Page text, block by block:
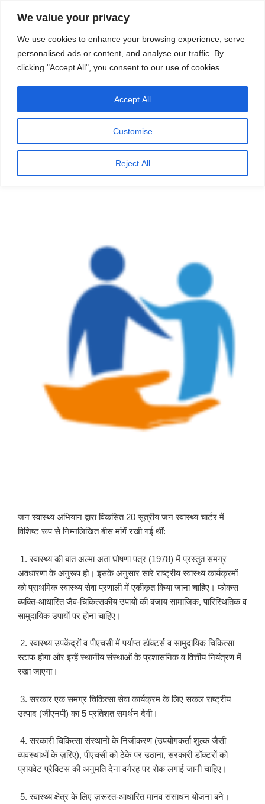
We value your privacy
We use cookies to enhance your browsing experience, serve
personalised ads or content, and analyse our traffic. By
clicking "Accept All", you consent to our use of cookies.
Customise
Reject All
Accept All
स्रोत
मेनू
जनवरी 29, 2025पर
प्रकाशित
गया
20 सूत्रीय जन स्वास्थ्य चार्टर (20 Point Public
Health Charter)
जन स्वास्थ्य अभियान द्वारा विकसित 20 सूत्रीय जन स्वास्थ्य चार्टर में
विशिष्ट रूप से निम्नलिखित बीस मांगें रखी गई थीं:
1. स्वास्थ्य की बात अल्मा अता घोषणा पत्र (1978) में प्रस्तुत समग्र
अवधारणा के अनुरूप हो। इसके अनुसार सारे राष्ट्रीय स्वास्थ्य कार्यक्रमों
को प्राथमिक स्वास्थ्य सेवा प्रणाली में एकीकृत किया जाना चाहिए। फोकस
व्यक्ति-आधारित जैव-चिकित्सकीय उपायों की बजाय सामाजिक, पारिस्थितिक व
सामुदायिक उपायों पर होना चाहिए।
2. स्वास्थ्य उपकेंद्रों व पीएचसी में पर्याप्त डॉक्टर्स व सामुदायिक चिकित्सा
स्टाफ होगा और इन्हें स्थानीय संस्थाओं के प्रशासनिक व वित्तीय नियंत्रण में
रखा जाएगा।
3. सरकार एक समग्र चिकित्सा सेवा कार्यक्रम के लिए सकल राष्ट्रीय
उत्पाद (जीएनपी) का 5 प्रतिशत समर्थन देगी।
4. सरकारी चिकित्सा संस्थानों के निजीकरण (उपयोगकर्ता शुल्क जैसी
व्यवस्थाओं के ज़रिए), पीएचसी को ठेके पर उठाना, सरकारी डॉक्टरों को
प्रायवेट प्रैक्टिस की अनुमति देना वगैरह पर रोक लगाई जानी चाहिए।
5. स्वास्थ्य क्षेत्र के लिए ज़रूरत-आधारित मानव संसाधन योजना बने।